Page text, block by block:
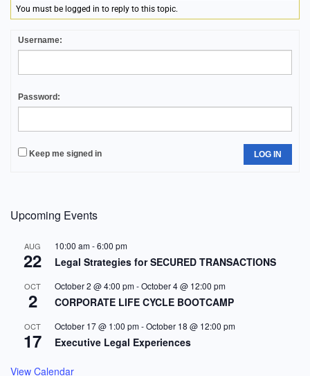
You must be logged in to reply to this topic.
Username:
Password:
Keep me signed in LOG IN
Upcoming Events
AUG
22
10:00 am-6:00 pm
Legal Strategies for SECURED TRANSACTIONS
OCT
2
October 2 @ 4:00 pm-October 4 @ 12:00 pm
CORPORATE LIFE CYCLE BOOTCAMP
OCT
17
October 17 @ 1:00 pm-October 18 @ 12:00 pm
Executive Legal Experiences
View Calendar